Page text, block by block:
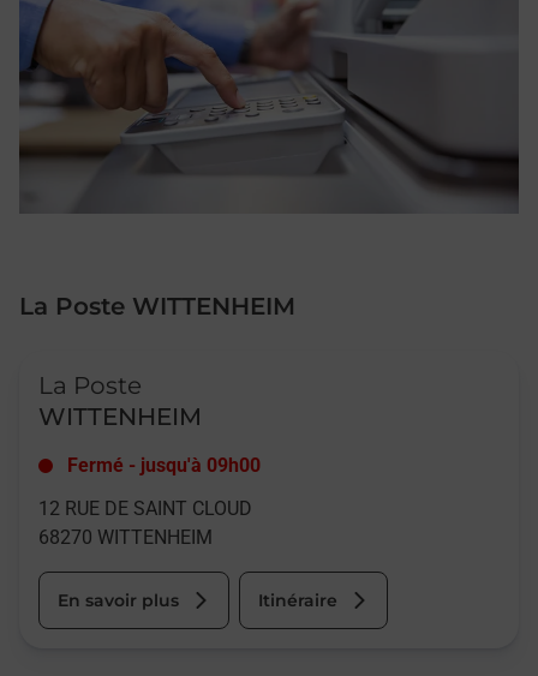
La Poste WITTENHEIM
La Poste
WITTENHEIM
Fermé - jusqu'à 09h00
12 RUE DE SAINT CLOUD
68270 WITTENHEIM
En savoir plus Itinéraire